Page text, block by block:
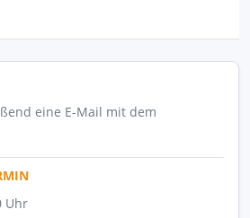
eine E-Mail mit dem
Uhr